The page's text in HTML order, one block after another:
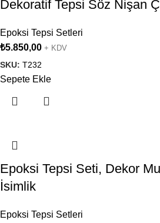
Dekoratif Tepsi Söz Nişan
Epoksi Tepsi Setleri
₺5.850,00 + KDV
SKU: T232
Sepete Ekle
Epoksi Tepsi Seti, Dekor
İsimlik
Epoksi Tepsi Setleri